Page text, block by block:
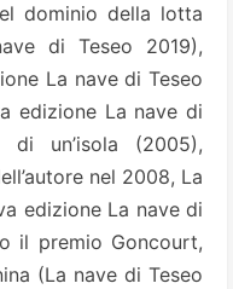
dominio della lotta
di Teseo 2019),
La nave di Teseo
edizione La nave di
di un’isola (2005),
nel 2008, La
edizione La nave di
il premio Goncourt,
(La nave di Teseo